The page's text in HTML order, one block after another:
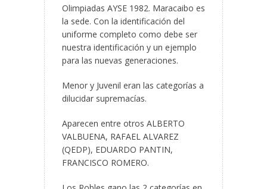
Olimpiadas AYSE 1982. Maracaibo es
la sede. Con la identificación del
uniforme completo como debe ser
nuestra identificación y un ejemplo
para las nuevas generaciones.
Menor y Juvenil eran las categorías a
dilucidar supremacías.
Aparecen entre otros ALBERTO
VALBUENA, RAFAEL ALVAREZ
(QEDP), EDUARDO PANTIN,
FRANCISCO ROMERO.